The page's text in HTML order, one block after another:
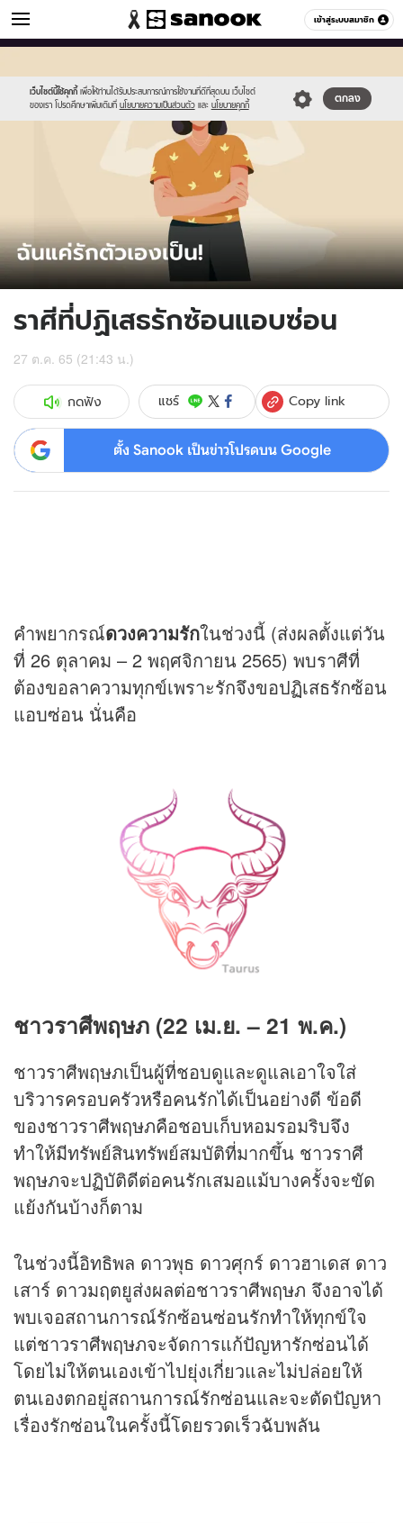
เข้าสู่ระบบสมาชิก
ดูดวง หมวดอื่นๆ
เว็บไซต์นี้ใช้คุกกี้ เพื่อให้ท่านได้รับประสบการณ์การใช้งานที่ดีที่สุดบน เว็บไซต์
ของเรา โปรดศึกษาเพิ่มเติมที่ นโยบายความเป็นส่วนตัว และ นโยบายคุกกี้
ตกลง
new-
sanook.png
ราศีที่ปฏิเสธรักซ้อนแอบซ่อน
27 ต.ค. 65 (21:43 น.)
กดฟัง แชร์ Copy link
ตั้ง Sanook เป็นข่าวโปรดบน Google
คำพยากรณ์ดวงความรักในช่วงนี้ (ส่งผลตั้งแต่วัน
ที่ 26 ตุลาคม – 2 พฤศจิกายน 2565) พบราศีที่
ต้องขอลาความทุกข์เพราะรักจึงขอปฏิเสธรักซ้อน
แอบซ่อน นั่นคือ
ชาวราศีพฤษภ (22 เม.ย. – 21 พ.ค.)
ชาวราศีพฤษภเป็นผู้ที่ชอบดูและดูแลเอาใจใส่
บริวารครอบครัวหรือคนรักได้เป็นอย่างดี ข้อดี
ของชาวราศีพฤษภคือชอบเก็บหอมรอมริบจึง
ทำให้มีทรัพย์สินทรัพย์สมบัติที่มากขึ้น ชาวราศี
พฤษภจะปฏิบัติดีต่อคนรักเสมอแม้บางครั้งจะขัด
แย้งกันบ้างก็ตาม
ในช่วงนี้อิทธิพล ดาวพุธ ดาวศุกร์ ดาวฮาเดส ดาว
เสาร์ ดาวมฤตยูส่งผลต่อชาวราศีพฤษภ จึงอาจได้
พบเจอสถานการณ์รักซ้อนซ่อนรักทำให้ทุกข์ใจ
แต่ชาวราศีพฤษภจะจัดการแก้ปัญหารักซ่อนได้
โดยไม่ให้ตนเองเข้าไปยุ่งเกี่ยวและไม่ปล่อยให้
ตนเองตกอยู่สถานการณ์รักซ่อนและจะตัดปัญหา
เรื่องรักซ่อนในครั้งนี้โดยรวดเร็วฉับพลัน